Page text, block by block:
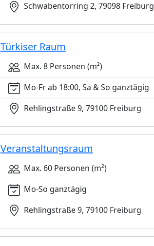
Schwabentorring 2, 79098 Freiburg
Türkiser Raum
Max. 8 Personen (m²)
Mo-Fr ab 18:00, Sa & So ganztägig
Rehlingstraße 9, 79100 Freiburg
Veranstaltungsraum
Max. 60 Personen (m²)
Mo-So ganztägig
Rehlingstraße 9, 79100 Freiburg